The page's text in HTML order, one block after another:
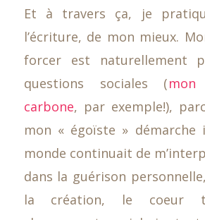
Et à travers ça, je
l’écriture, de mon mieux.
forcer est naturellement
questions sociales (
carbone, par exemple!),
mon « égoïste » démarche
monde continuait de
dans la guérison
la création, le coeur